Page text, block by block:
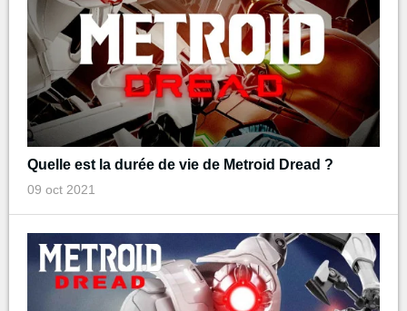
Quelle est la durée de vie de Metroid Dread ?
09 oct 2021